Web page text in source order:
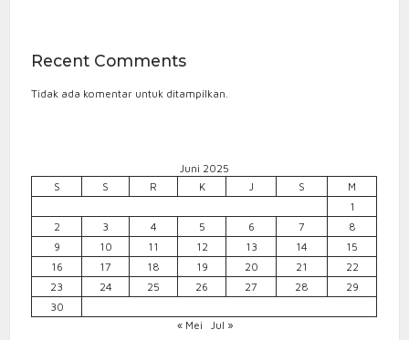
Recent Comments
Tidak ada komentar untuk ditampilkan.
Juni 2025
S
S R K J S
M
1
2
3 4 5 6 7
8
9
10 11 12 13 14
15
16
17 18 19 20 21
22
23
24 25 26 27 28
29
30
« Mei
Jul »